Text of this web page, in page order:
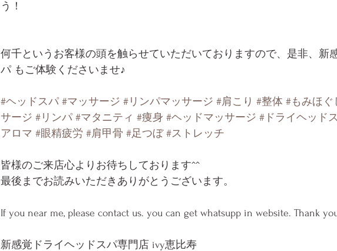
う！
何千というお客様の頭を触らせていただいておりますので、是非、新
パ もご体験くださいませ♪
#ヘッドスパ #マッサージ #リンパマッサージ #肩こり #整体 #もみほぐ
サージ #リンパ #マタニティ #痩身 #ヘッドマッサージ #ドライヘッド
アロマ #眼精疲労 #肩甲骨 #足つぼ #ストレッチ
皆様のご来店心よりお待ちしております^^
最後までお読みいただきありがとうございます。
If you near me, please contact us. you can get whatsupp in website. Thank
新感覚ドライヘッドスパ専門店 ivy恵比寿